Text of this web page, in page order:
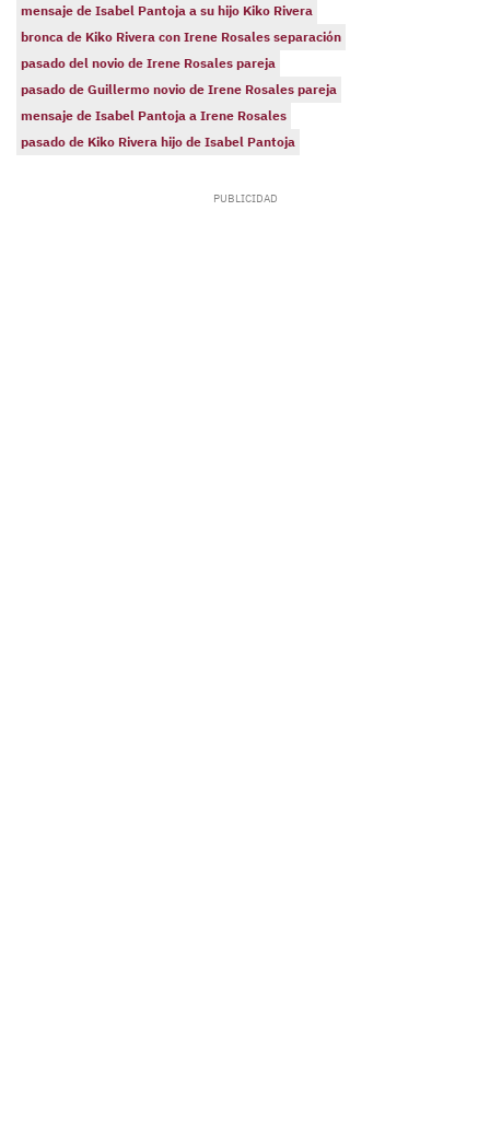
mensaje de Isabel Pantoja a su hijo Kiko Rivera
bronca de Kiko Rivera con Irene Rosales separación
pasado del novio de Irene Rosales pareja
pasado de Guillermo novio de Irene Rosales pareja
mensaje de Isabel Pantoja a Irene Rosales
pasado de Kiko Rivera hijo de Isabel Pantoja